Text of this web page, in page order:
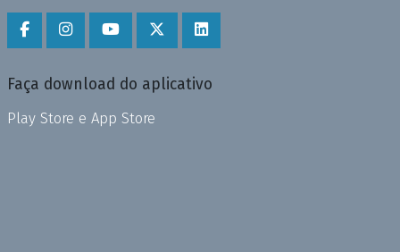
Faça download do aplicativo
Play Store e App Store